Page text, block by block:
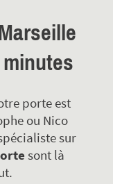
porte est
ou Nico
sur
sont là